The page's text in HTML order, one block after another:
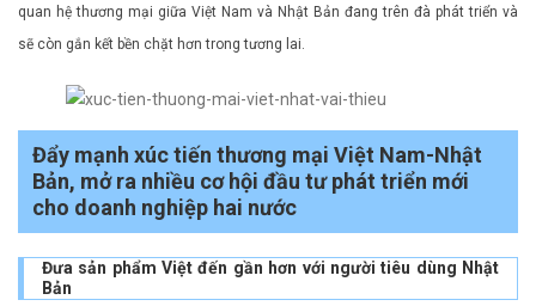
quan hệ thương mại giữa Việt Nam và Nhật Bản đang trên đà phát triển và
sẽ còn gắn kết bền chặt hơn trong tương lai.
Đẩy mạnh xúc tiến thương mại Việt Nam-Nhật
Bản, mở ra nhiều cơ hội đầu tư phát triển mới
cho doanh nghiệp hai nước
Đưa sản phẩm Việt đến gần hơn với người tiêu dùng Nhật
Bản